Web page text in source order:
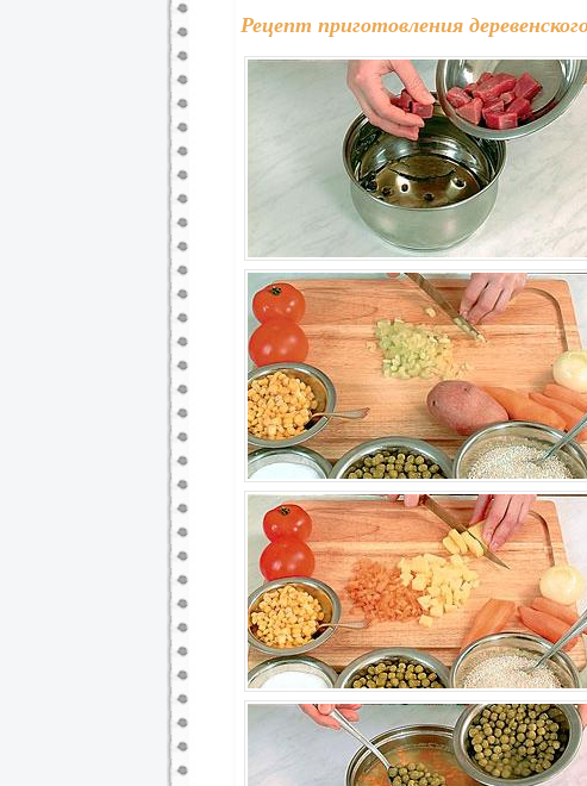
Рецепт приготовления